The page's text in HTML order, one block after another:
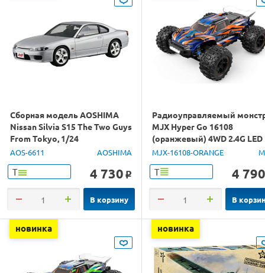
Сборная модель AOSHIMA
Nissan Silvia S15 The Two Guys
From Tokyo, 1/24
AOS-6611 AOSHIMA
Т 4 730 o
В корзину
Радиоуправляемый
MJX Hyper Go 16108
(оранжевый) 4WD 2.4G LED
1/16 RTR
MJX-16108-ORANGE
Т 4 790
В
новинка новинка